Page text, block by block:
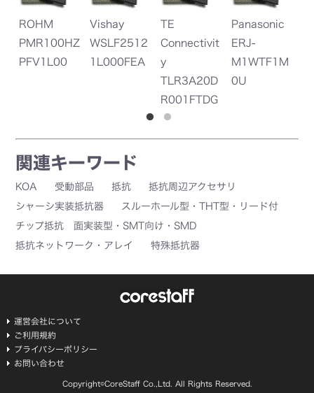
Vishay
WSLF2512
1L000FEA
TE
Connectivit
y
Panasonic
ERJ-
0U
Panasonic
ERJ-
MS4SF1M0
U
関連キーワード
KOA 受動部品 抵抗
抵抗周辺アクセサリ
シャーシ実装抵抗器
スルーホール型・THT型・リード付
チップ抵抗 面実装型・SMT向け・SMD
抵抗ネットワーク・アレイ
特殊抵抗器
運営会社について
ご利用規約
プライバシーポリシー
お問い合わせ
Copyright©CoreStaff Co.,Ltd. All Rights Reserved.